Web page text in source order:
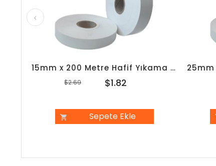
15mm x 200 Metre Hafif Yıkama Japon Akmaz
$1.82
$2.69
Sepete Ekle